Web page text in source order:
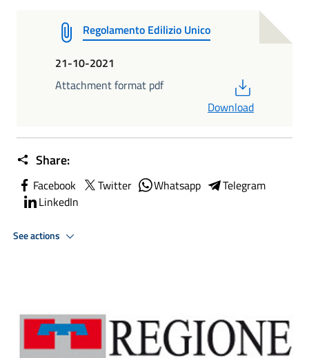
Regolamento Edilizio Unico
21-10-2021
Attachment format pdf
Download
Share:
Facebook Twitter Whatsapp
Telegram
LinkedIn
See actions